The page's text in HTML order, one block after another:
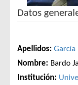
Datos
Apellidos:
Nombre: Bardo
Institución: